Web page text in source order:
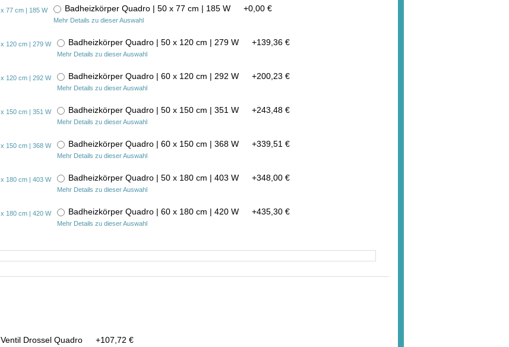
Badheizkörper Quadro | 50 x 77 cm | 185 W +0,00 €
Mehr Details zu dieser Auswahl
Badheizkörper Quadro | 50 x 120 cm | 279 W +139,36 €
Mehr Details zu dieser Auswahl
Badheizkörper Quadro | 60 x 120 cm | 292 W +200,23 €
Mehr Details zu dieser Auswahl
Badheizkörper Quadro | 50 x 150 cm | 351 W +243,48 €
Mehr Details zu dieser Auswahl
Badheizkörper Quadro | 60 x 150 cm | 368 W +339,51 €
Mehr Details zu dieser Auswahl
Badheizkörper Quadro | 50 x 180 cm | 403 W +348,00 €
Mehr Details zu dieser Auswahl
Badheizkörper Quadro | 60 x 180 cm | 420 W +435,30 €
Mehr Details zu dieser Auswahl
Ventil Drossel Quadro +107,72 €